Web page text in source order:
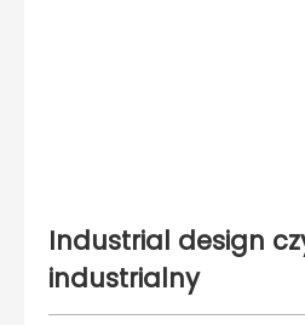
Industrial design
industrialny